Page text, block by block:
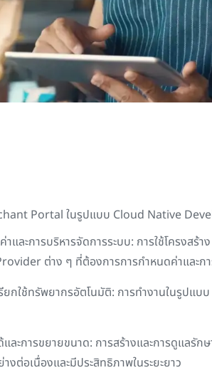
Portal ในรูปแบบ Cloud Native
และการบริหารจัดการระบบ: การใช้โครงสร้าง
ต่าง ๆ ที่ต้องการการกำหนดค่าและก
ยกใช้ทรัพยากรอัตโนมัติ: การทำงานในรูปแบบ
และการขยายขนาด: การสร้างและการดูแลรัก
งต่อเนื่องและมีประสิทธิภาพในระยะยาว